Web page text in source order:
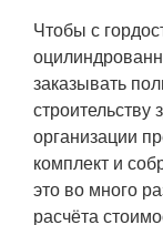
Чтобы с
заказывать
организации
комплект и
это во много
расчёта